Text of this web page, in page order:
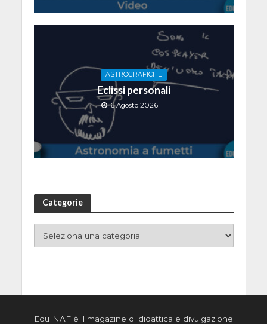
ASTROGRAFICHE
Eclissi personali
6 Agosto 2026
Categorie
EduINAF è il magazine di didattica e divulgazione